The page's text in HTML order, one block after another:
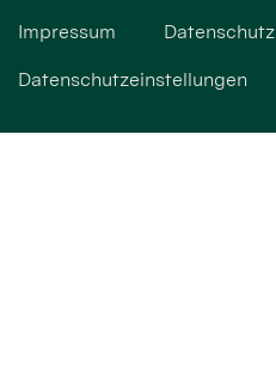
Impressum Datenschutz
Datenschutzeinstellungen